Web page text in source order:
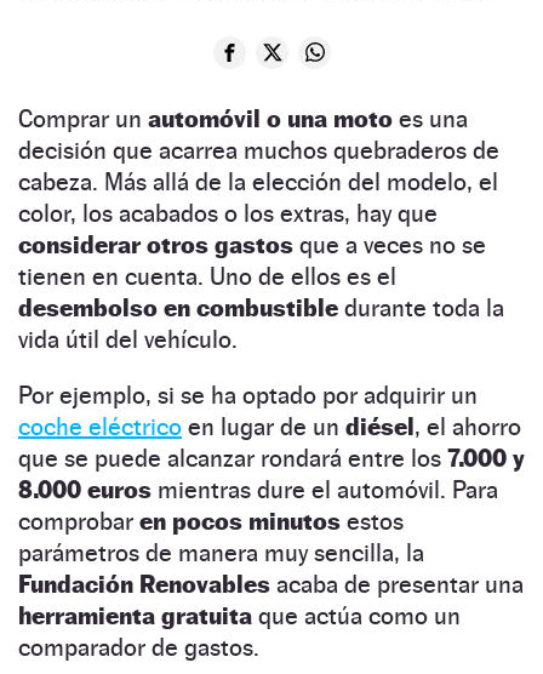
Comprar un automóvil o una moto es una
decisión que acarrea muchos quebraderos de
cabeza. Más allá de la elección del modelo, el
color, los acabados o los extras, hay que
considerar otros gastos que a veces no se
tienen en cuenta. Uno de ellos es el
desembolso en combustible durante toda la
vida útil del vehículo.
Por ejemplo, si se ha optado por adquirir un
coche eléctrico en lugar de un diésel, el ahorro
que se puede alcanzar rondará entre los 7.000 y
8.000 euros mientras dure el automóvil. Para
comprobar en pocos minutos estos
parámetros de manera muy sencilla, la
Fundación Renovables acaba de presentar una
herramienta gratuita que actúa como un
comparador de gastos.